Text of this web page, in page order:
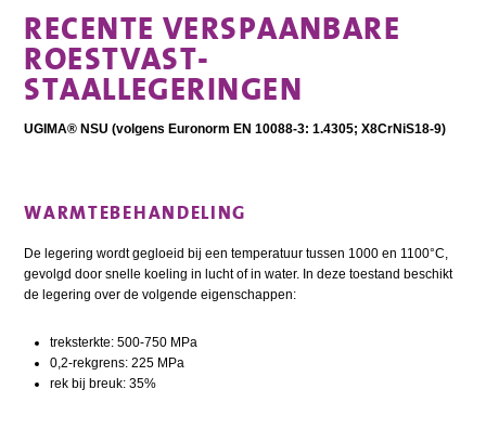
RECENTE VERSPAANBARE
ROESTVAST-
STAALLEGERINGEN
UGIMA® NSU (volgens Euronorm EN 10088-3: 1.4305; X8CrNiS18-9)
WARMTEBEHANDELING
De legering wordt gegloeid bij een temperatuur tussen 1000 en 1100°C,
gevolgd door snelle koeling in lucht of in water. In deze toestand beschikt
de legering over de volgende eigenschappen:
treksterkte: 500-750 MPa
0,2-rekgrens: 225 MPa
rek bij breuk: 35%